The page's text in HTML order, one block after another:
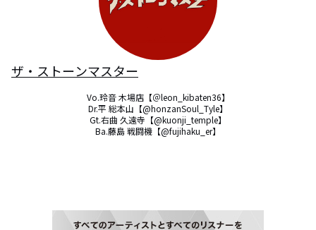
ザ・ストーンマスター
Vo.玲音 木場店【＠leon_kibaten36】
Dr.平 総本山【@honzanSoul_Tyle】
Gt.右曲 久遠寺【@kuonji_temple】
Ba.藤島 戦闘機【@fujihaku_er】